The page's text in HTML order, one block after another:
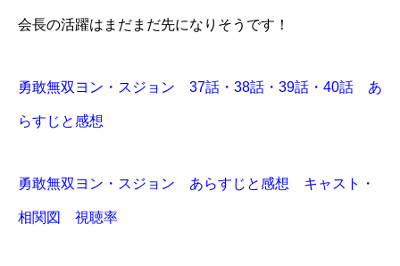
会長の活躍はまだまだ先になりそうです！
勇敢無双ヨン・スジョン 37話・38話・39話・40話 あ
らすじと感想
勇敢無双ヨン・スジョン あらすじと感想 キャスト・
相関図 視聴率